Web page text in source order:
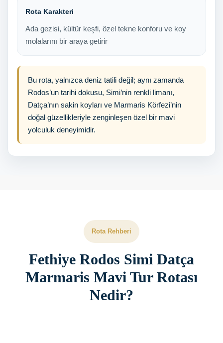
Rota Karakteri
Ada gezisi, kültür keşfi, özel tekne konforu ve koy
molalarını bir araya getirir
Bu rota, yalnızca deniz tatili değil; aynı zamanda
Rodos’un tarihi dokusu, Simi’nin renkli limanı,
Datça’nın sakin koyları ve Marmaris Körfezi’nin
doğal güzellikleriyle zenginleşen özel bir mavi
yolculuk deneyimidir.
Rota Rehberi
Fethiye Rodos Simi Datça
Marmaris Mavi Tur Rotası
Nedir?